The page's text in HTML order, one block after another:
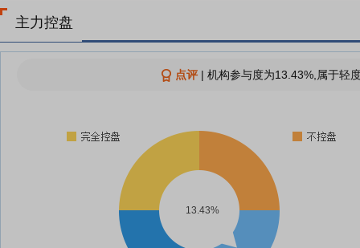
主力控盘
点评| 机构参与度为13.43%,属于轻
13.43%